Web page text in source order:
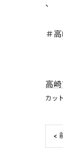
、
＃
高
カット
<